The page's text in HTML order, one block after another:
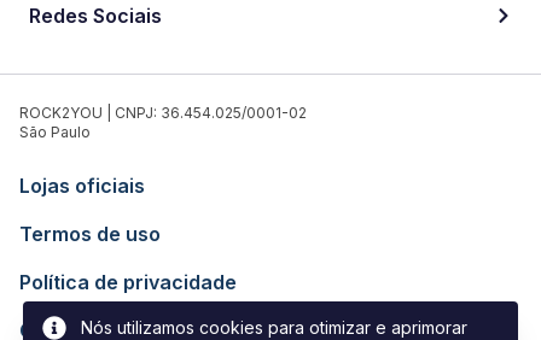
Nós utilizamos cookies para otimizar e aprimorar
Redes Sociais
ROCK2YOU | CNPJ: 36.454.025/0001-02
São Paulo
Lojas oficiais
Termos de uso
Política de privacidade
Contato